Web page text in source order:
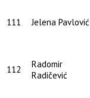
111 Jelena Pavlović
112
Radomir
Radičević